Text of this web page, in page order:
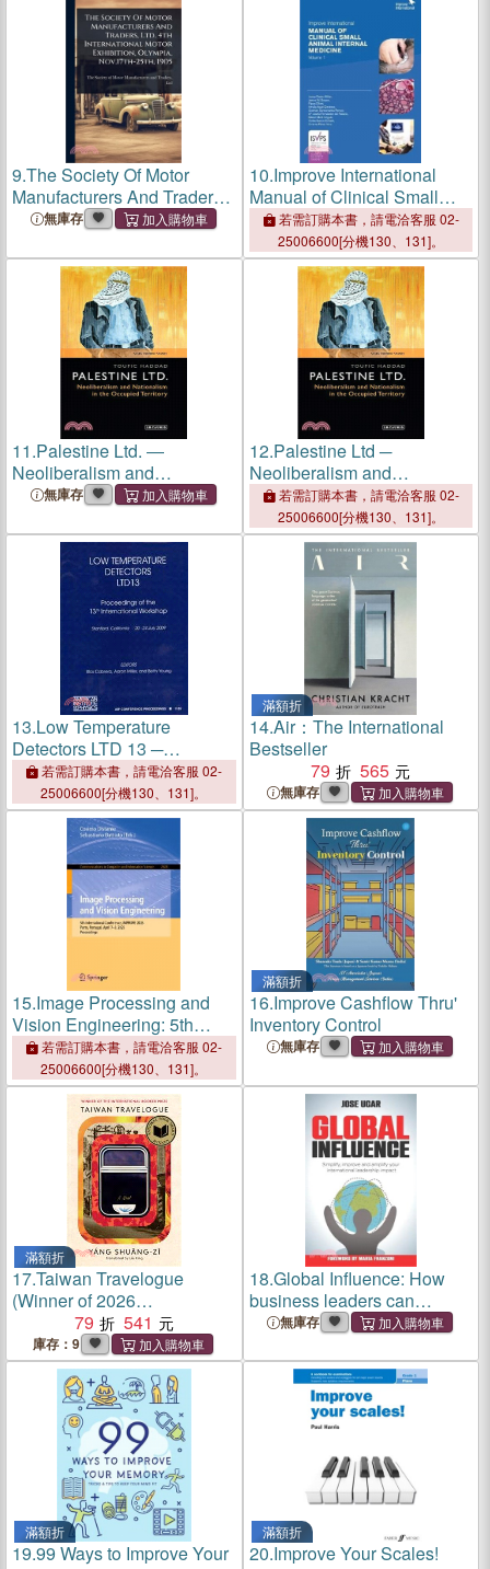
9.The Society Of Motor
Manufacturers And Traders,
Ltd. 4th International Motor
Nov.17th-25th, 1905
無庫存
10.Improve International
Manual of Clinical Small
Animal Internal Medicine
若需訂購本書，請電洽客服 02-
25006600[分機130、131]。
11.Palestine Ltd. ―
Neoliberalism and
Nationalism in the Occupied
無庫存
12.Palestine Ltd ─
Neoliberalism and
Nationalism in the Occupied
Territory
若需訂購本書，請電洽客服 02-
25006600[分機130、131]。
13.Low Temperature
Detectors LTD 13 ─
Proceedings of the 13th
International Workshop,
Stanford/SLAC, California,
20-24 July 2009
若需訂購本書，請電洽客服 02-
25006600[分機130、131]。
滿額折
14.Air：The International
Bestseller
79
565
無庫存
15.Image Processing and
Vision Engineering: 5th
International Conference,
Improve 2025, Porto,
Portugal, April 7-8, 2025,
Proceedings
若需訂購本書，請電洽客服 02-
25006600[分機130、131]。
滿額折
16.Improve Cashflow Thru'
Inventory Control
無庫存
滿額折
17.Taiwan Travelogue
(Winner of 2026
International Booker Prize)
(美國版)
79 541
庫存：9
18.Global Influence: How
business leaders can
simplify, improve, and
impact
無庫存
滿額折
19.99 Ways to Improve Your
滿額折
20.Improve Your Scales!